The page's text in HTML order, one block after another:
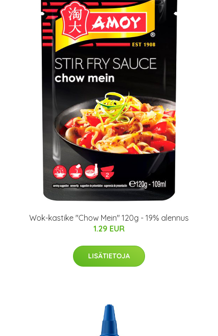
Wok-kastike "Chow Mein" 120g - 19% alennus
1.29 EUR
LISÄTIETOJA